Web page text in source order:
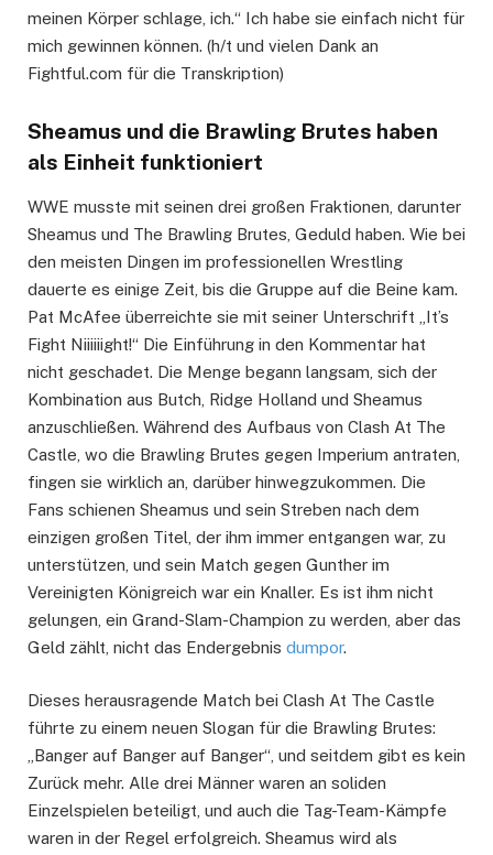
meinen Körper schlage, ich.“ Ich habe sie einfach nicht für
mich gewinnen können. (h/t und vielen Dank an
Fightful.com für die Transkription)
Sheamus und die Brawling Brutes haben
als Einheit funktioniert
WWE musste mit seinen drei großen Fraktionen, darunter
Sheamus und The Brawling Brutes, Geduld haben. Wie bei
den meisten Dingen im professionellen Wrestling
dauerte es einige Zeit, bis die Gruppe auf die Beine kam.
Pat McAfee überreichte sie mit seiner Unterschrift „It’s
Fight Niiiiiight!“ Die Einführung in den Kommentar hat
nicht geschadet. Die Menge begann langsam, sich der
Kombination aus Butch, Ridge Holland und Sheamus
anzuschließen. Während des Aufbaus von Clash At The
Castle, wo die Brawling Brutes gegen Imperium antraten,
fingen sie wirklich an, darüber hinwegzukommen. Die
Fans schienen Sheamus und sein Streben nach dem
einzigen großen Titel, der ihm immer entgangen war, zu
unterstützen, und sein Match gegen Gunther im
Vereinigten Königreich war ein Knaller. Es ist ihm nicht
gelungen, ein Grand-Slam-Champion zu werden, aber das
Geld zählt, nicht das Endergebnis dumpor.
Dieses herausragende Match bei Clash At The Castle
führte zu einem neuen Slogan für die Brawling Brutes:
„Banger auf Banger auf Banger“, und seitdem gibt es kein
Zurück mehr. Alle drei Männer waren an soliden
Einzelspielen beteiligt, und auch die Tag-Team-Kämpfe
waren in der Regel erfolgreich. Sheamus wird als